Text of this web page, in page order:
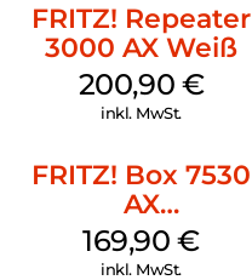
FRITZ! Repeater
3000 AX Weiß
200,90 €
inkl. MwSt.
FRITZ! Box 7530
AX
Weiß
169,90€
inkl. MwSt.